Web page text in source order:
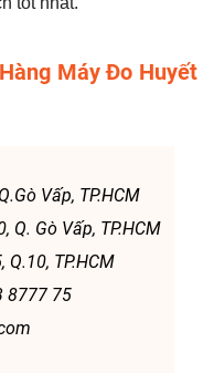
Máy Đo Huyết
Vấp, TP.HCM
Q. Gò Vấp, TP.HCM
Q.10, TP.HCM
8777 75